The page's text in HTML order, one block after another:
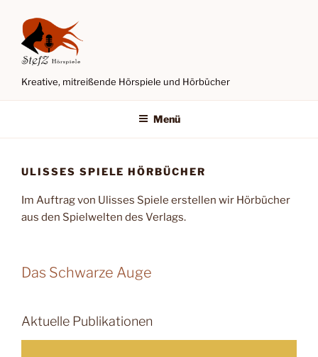
Inhalt
springen
Kreative, mitreißende Hörspiele und Hörbücher
Menü
ULISSES SPIELE HÖRBÜCHER
Im Auftrag von Ulisses Spiele erstellen wir Hörbücher
aus den Spielwelten des Verlags.
Das Schwarze Auge
Aktuelle Publikationen